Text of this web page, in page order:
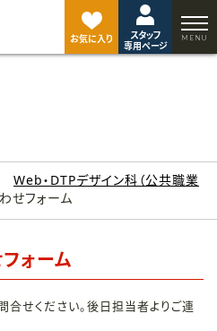
お気に入り
スタッフ
専用ページ
Web・DTPデザイン科（公共職業
せフォーム
ォーム
せください。後日担当者よりご連